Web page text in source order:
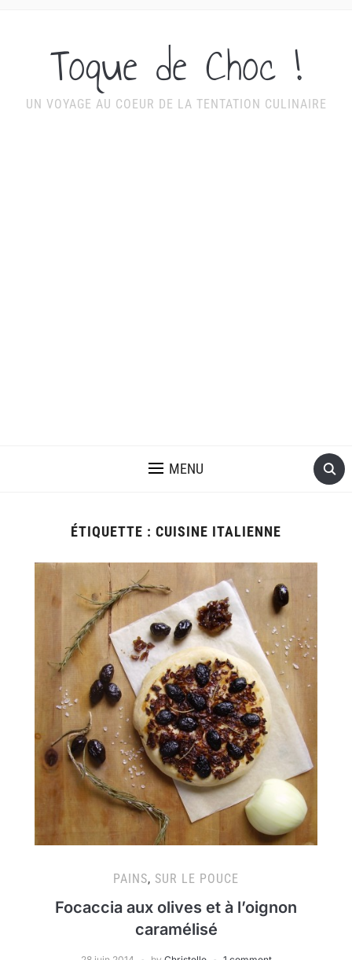
Toque de Choc !
UN VOYAGE AU COEUR DE LA TENTATION CULINAIRE
MENU
ÉTIQUETTE : CUISINE ITALIENNE
PAINS, SUR LE POUCE
Focaccia aux olives et à l’oignon
caramélisé